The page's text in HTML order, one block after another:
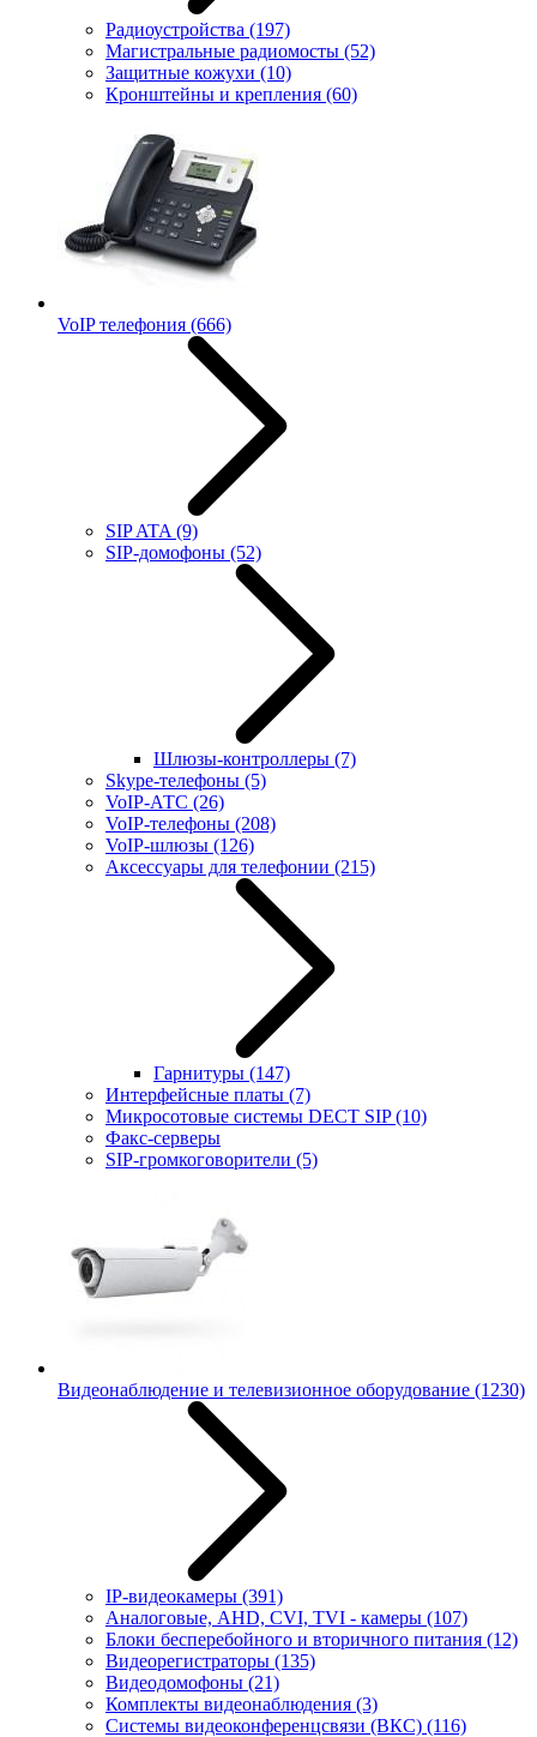
Радиоустройства (197)
Магистральные радиомосты (52)
Защитные кожухи (10)
Кронштейны и крепления (60)
VoIP телефония (666)
SIP ATA (9)
SIP-домофоны (52)
Шлюзы-контроллеры (7)
Skype-телефоны (5)
VoIP-АТС (26)
VoIP-телефоны (208)
VoIP-шлюзы (126)
Аксессуары для телефонии (215)
Гарнитуры (147)
Интерфейсные платы (7)
Микросотовые системы DECT SIP(10)
Факс-серверы
SIP-громкоговорители (5)
Видеонаблюдение и телевизионное оборудование (1230)
IP-видеокамеры (391)
Аналоговые, AHD, CVI, TVI - камеры (107)
Блоки бесперебойного и вторичного питания (12)
Видеорегистраторы (135)
Видеодомофоны (21)
Комплекты видеонаблюдения (3)
Системы видеоконференцсвязи (ВКС) (116)